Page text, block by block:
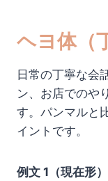
ヘヨ体（
日常の丁寧な会
ン、お店でのや
す。パンマルと
イントです。
例文 1（現在形）